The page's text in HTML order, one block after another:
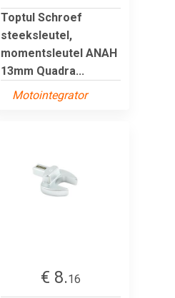
Toptul Schroef
steeksleutel,
momentsleutel ANAH
13mm Quadra...
Motointegrator
€ 8.16